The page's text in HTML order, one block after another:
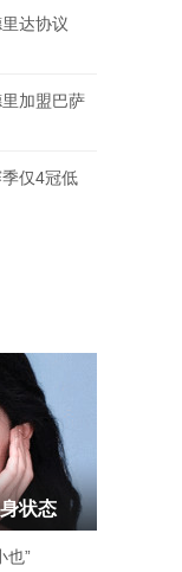
达协议
加盟巴萨
仅4冠低
状态
也”